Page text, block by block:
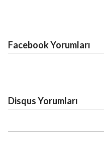
Facebook Yorumları
Disqus Yorumları